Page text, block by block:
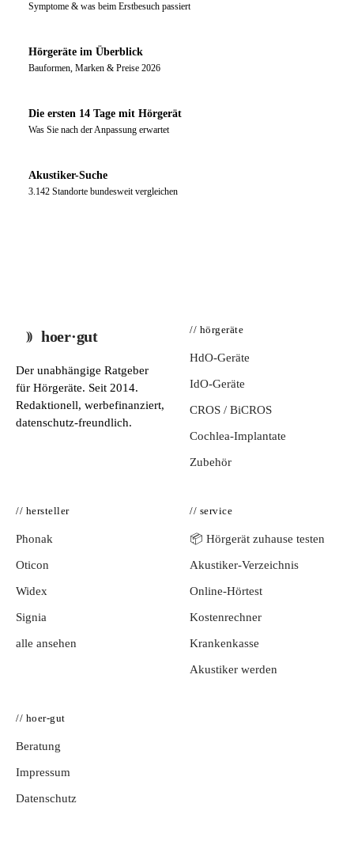
Symptome & was beim Erstbesuch passiert
Hörgeräte im Überblick
Bauformen, Marken & Preise 2026
Die ersten 14 Tage mit Hörgerät
Was Sie nach der Anpassung erwartet
Akustiker-Suche
3.142 Standorte bundesweit vergleichen
hoer·gut
Der unabhängige Ratgeber
für Hörgeräte. Seit 2014.
Redaktionell, werbefinanziert,
datenschutz-freundlich.
// hörgeräte
HdO-Geräte
IdO-Geräte
CROS / BiCROS
Cochlea-Implantate
Zubehör
// hersteller
Phonak
Oticon
Widex
Signia
alle ansehen
// service
📦 Hörgerät zuhause testen
Akustiker-Verzeichnis
Online-Hörtest
Kostenrechner
Krankenkasse
Akustiker werden
// hoer-gut
Beratung
Impressum
Datenschutz